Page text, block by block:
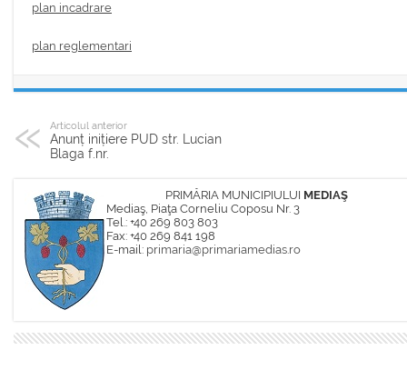
plan incadrare
plan reglementari
Articolul anterior
Anunț inițiere PUD str. Lucian
Blaga f.nr.
PRIMĂRIA MUNICIPIULUI MEDIAŞ
Mediaş, Piaţa Corneliu Coposu Nr. 3
Tel.: +40 269 803 803
Fax: +40 269 841 198
E-mail: primaria@primariamedias.ro